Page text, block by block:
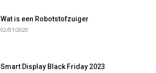
Wat is een Robotstofzuiger
02/01/2020
Smart Display Black Friday 2023